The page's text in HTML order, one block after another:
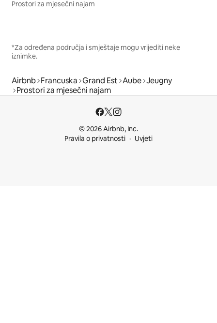
Prostori za mjesečni najam
*Za određena područja i smještaje mogu vrijediti neke
iznimke.
Airbnb Francuska Grand Est Aube Jeugny
Prostori za mjesečni najam
© 2026 Airbnb, Inc.
Pravila o privatnosti
Uvjeti